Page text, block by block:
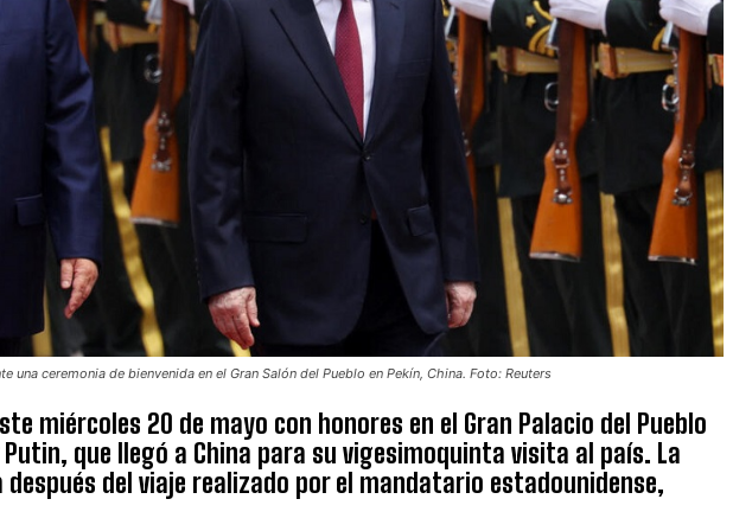
ceremonia de bienvenida en el Gran Salón del Pueblo en Pekín, China. Foto: Reuters
miércoles 20 de mayo con honores en el Gran Palacio del Pueblo
que llegó a China para su vigesimoquinta visita al país. La
del viaje realizado por el mandatario estadounidense,